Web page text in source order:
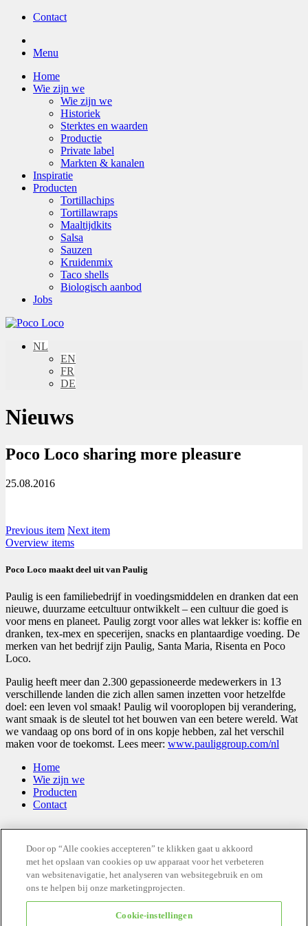
Contact
Menu
Home
Wie zijn we
Wie zijn we
Historiek
Sterktes en waarden
Productie
Private label
Markten & kanalen
Inspiratie
Producten
Tortillachips
Tortillawraps
Maaltijdkits
Salsa
Sauzen
Kruidenmix
Taco shells
Biologisch aanbod
Jobs
NL
EN
FR
DE
Nieuws
Poco Loco sharing more pleasure
25.08.2016
Previous item Next item
Overview items
Poco Loco maakt deel uit van Paulig
Paulig is een familiebedrijf in voedingsmiddelen en dranken dat een
nieuwe, duurzame eetcultuur ontwikkelt – een cultuur die goed is
voor mens en planeet. Paulig zorgt voor alles wat lekker is: koffie en
dranken, tex-mex en specerijen, snacks en plantaardige voeding. De
merken van het bedrijf zijn Paulig, Santa Maria, Risenta en Poco
Loco.
Paulig heeft meer dan 2.300 gepassioneerde medewerkers in 13
verschillende landen die zich allen samen inzetten voor hetzelfde
doel: een leven vol smaak! Paulig wil vooroplopen bij verandering,
want smaak is de sleutel tot het bouwen van een betere wereld. Wat
we vandaag op ons bord of in ons kopje hebben, zal het verschil
maken voor de toekomst. Lees meer: www.pauliggroup.com/nl
Home
Wie zijn we
Producten
Contact
Stay tuned and follow us
Door op “Alle cookies accepteren” te klikken gaat u akkoord
met het opslaan van cookies op uw apparaat voor het verbeteren
van websitenavigatie, het analyseren van websitegebruik en om
ons te helpen bij onze marketingprojecten.
Cookie-instellingen